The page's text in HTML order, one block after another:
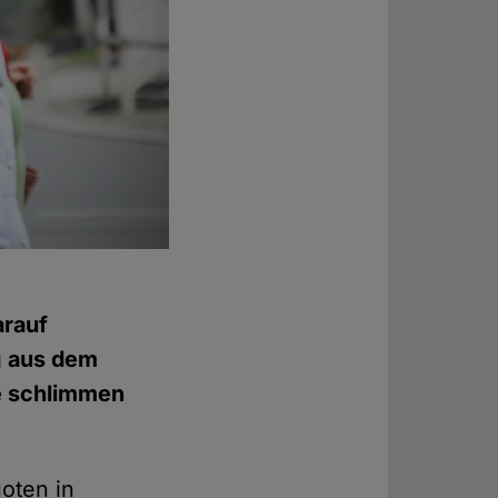
dem
schlimmen
in